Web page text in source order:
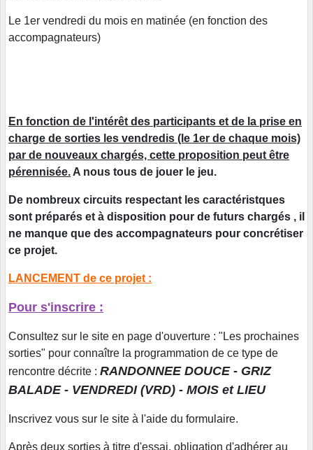
Le 1er vendredi du mois en matinée (en fonction des
accompagnateurs)
En fonction de l'intérêt des participants et de la prise en
charge de sorties les vendredis (le 1er de chaque mois)
par de nouveaux chargés, cette proposition peut être
pérennisée. A nous tous de jouer le jeu.
De nombreux circuits respectant les caractéristques
sont préparés et à disposition pour de futurs chargés , il
ne manque que des accompagnateurs pour concrétiser
ce projet.
LANCEMENT de ce projet :
Pour s'inscrire :
Consultez sur le site en page d'ouverture : "Les prochaines
sorties" pour connaître la programmation de ce type de
rencontre décrite : RANDONNEE DOUCE - GRIZ
BALADE - VENDREDI (VRD) - MOIS et LIEU
Inscrivez vous sur le site à l'aide du formulaire.
Après deux sorties à titre d'essai, obligation d'adhérer au